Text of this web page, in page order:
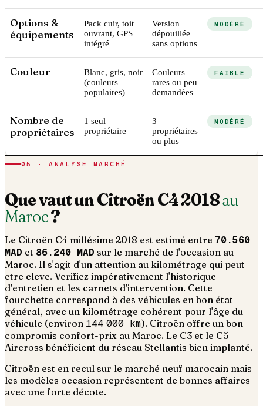
Options &
équipements
Pack cuir, toit
ouvrant, GPS
intégré
Version
dépouillée
sans options
MODÉRÉ
Couleur
Blanc, gris, noir
(couleurs
populaires)
Couleurs
rares ou peu
demandées
FAIBLE
Nombre de
propriétaires
1 seul
propriétaire
3
propriétaires
ou plus
MODÉRÉ
05 · ANALYSE MARCHÉ
Que vaut unCitroënC42018au
Maroc?
Le Citroën C4 millésime 2018 est estimé entre 70.560
MAD et 86.240 MAD sur le marché de l'occasion au
Maroc. Il s'agit d'un attention au kilométrage qui peut
etre eleve. Verifiez impérativement l'historique
d'entretien et les carnets d'intervention. Cette
fourchette correspond à des véhicules en bon état
général, avec un kilométrage cohérent pour l'âge du
véhicule (environ 144 000 km). Citroën offre un bon
compromis confort-prix au Maroc. Le C3 et le C5
Aircross bénéficient du réseau Stellantis bien implanté.
Citroën est en recul sur le marché neuf marocain mais
les modèles occasion représentent de bonnes affaires
avec une forte décote.